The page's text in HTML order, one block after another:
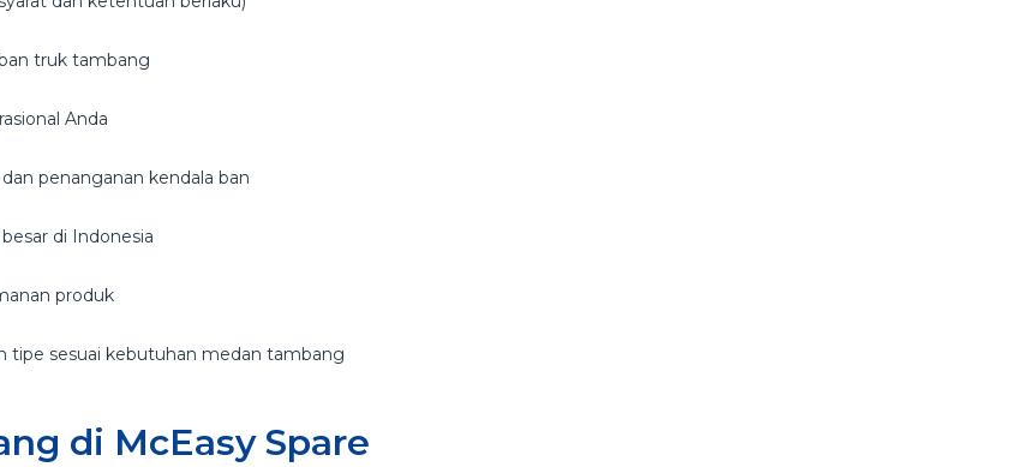
truk tambang
Anda
penanganan kendala ban
di Indonesia
produk
tipe sesuai kebutuhan medan tambang
di McEasy Spare